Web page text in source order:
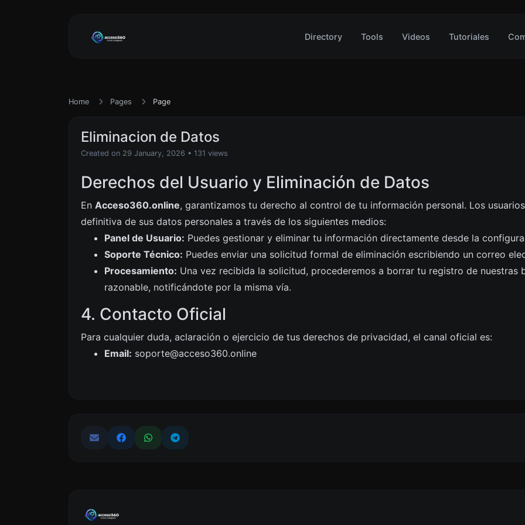
Directory Tools Videos Tutoriales
Home Pages Page
Eliminacion de Datos
Created on 29 January, 2026 • 131 views
Derechos del Usuario y Eliminación de Datos
En Acceso360.online, garantizamos tu derecho al control de tu información personal. Los
definitiva de sus datos personales a través de los siguientes medios:
Panel de Usuario: Puedes gestionar y eliminar tu información directamente desde la
Soporte Técnico: Puedes enviar una solicitud formal de eliminación escribiendo un correo
Procesamiento: Una vez recibida la solicitud, procederemos a borrar tu registro de nuestras
razonable, notificándote por la misma vía.
4. Contacto Oficial
Para cualquier duda, aclaración o ejercicio de tus derechos de privacidad, el canal oficial es:
Email: soporte@acceso360.online